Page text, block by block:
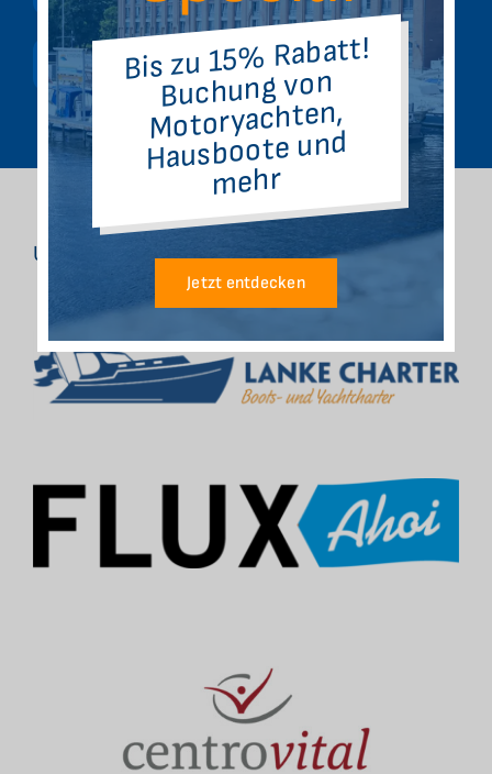
info@altstadthafen-spandau.de
Unsere Partner
Bis zu 15% Rabatt!
Buchung von
Motoryachten,
Hausboote und
mehr
Jetzt entdecken